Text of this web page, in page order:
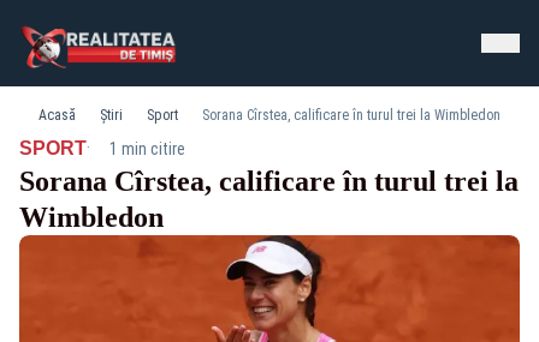
Acasă Știri Sport Sorana Cîrstea, calificare în turul trei la Wimbledon
SPORT· 1 min citire
Sorana Cîrstea, calificare în turul trei la
Wimbledon